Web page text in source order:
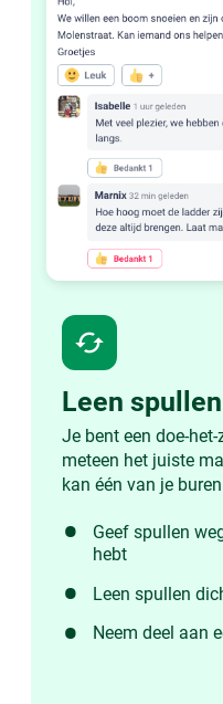
cached
Leen
Je bent een doe-
meteen het juiste
kan één van je
Geef spullen
hebt
Leen spullen
Neem deel aan